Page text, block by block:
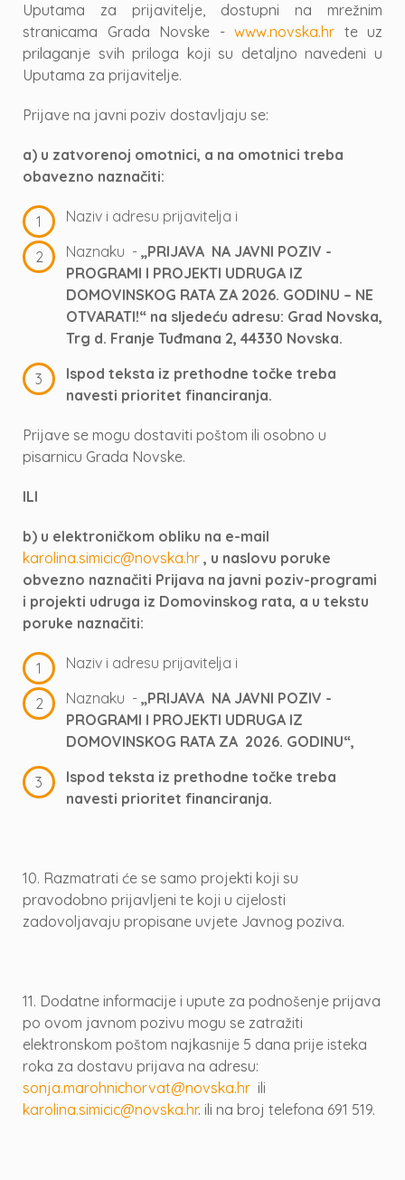
Uputama za prijavitelje, dostupni na mrežnim
stranicama Grada Novske - www.novska.hr te uz
prilaganje svih priloga koji su detaljno navedeni u
Uputama za prijavitelje.
Prijave na javni poziv dostavljaju se:
a) u zatvorenoj omotnici, a na omotnici treba
obavezno naznačiti:
Naziv i adresu prijavitelja i
Naznaku - „PRIJAVA NA JAVNI POZIV -
PROGRAMI I PROJEKTI UDRUGA IZ
DOMOVINSKOG RATA ZA 2026. GODINU – NE
OTVARATI!“ na sljedeću adresu: Grad Novska,
Trg d. Franje Tuđmana 2, 44330 Novska.
Ispod teksta iz prethodne točke treba
navesti prioritet financiranja.
Prijave se mogu dostaviti poštom ili osobno u
pisarnicu Grada Novske.
ILI
b) u elektroničkom obliku na e-mail
karolina.simicic@novska.hr , u naslovu poruke
obvezno naznačiti Prijava na javni poziv-programi
i projekti udruga iz Domovinskog rata, a u tekstu
poruke naznačiti:
Naziv i adresu prijavitelja i
Naznaku - „PRIJAVA NA JAVNI POZIV -
PROGRAMI I PROJEKTI UDRUGA IZ
DOMOVINSKOG RATA ZA 2026. GODINU“,
Ispod teksta iz prethodne točke treba
navesti prioritet financiranja.
10. Razmatrati će se samo projekti koji su
pravodobno prijavljeni te koji u cijelosti
zadovoljavaju propisane uvjete Javnog poziva.
11. Dodatne informacije i upute za podnošenje prijava
po ovom javnom pozivu mogu se zatražiti
elektronskom poštom najkasnije 5 dana prije isteka
roka za dostavu prijava na adresu:
sonja.marohnichorvat@novska.hr ili
karolina.simicic@novska.hr. ili na broj telefona 691 519.